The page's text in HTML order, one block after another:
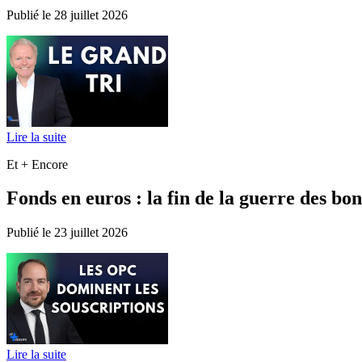
Publié le 28 juillet 2026
Lire la suite
Et + Encore
Fonds en euros : la fin de la guerre des
Publié le 23 juillet 2026
Lire la suite